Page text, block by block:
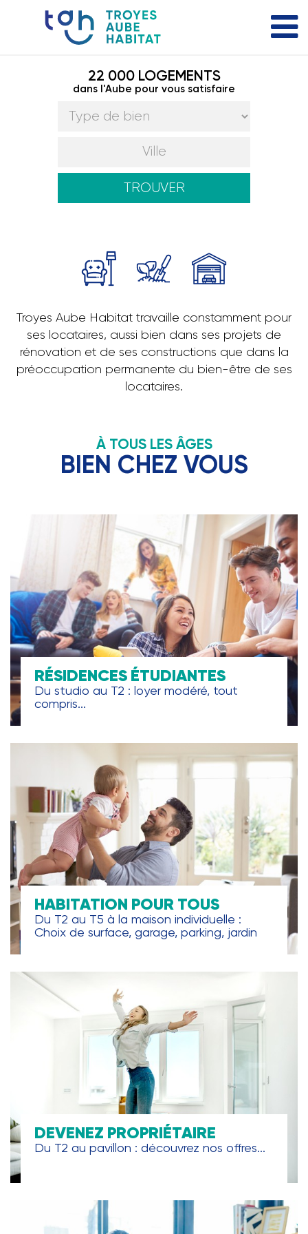
22 000 LOGEMENTS
dans l'Aube pour vous satisfaire
TROUVER
Troyes Aube Habitat travaille constamment pour
ses locataires, aussi bien dans ses projets de
rénovation et de ses constructions que dans la
préoccupation permanente du bien-être de ses
locataires.
À TOUS LES ÂGES
BIEN CHEZ VOUS
RÉSIDENCES ÉTUDIANTES
Du studio au T2 : loyer modéré, tout
compris...
HABITATION POUR TOUS
Du T2 au T5 à la maison individuelle :
Choix de surface, garage, parking, jardin
DEVENEZ PROPRIÉTAIRE
Du T2 au pavillon : découvrez nos offres...